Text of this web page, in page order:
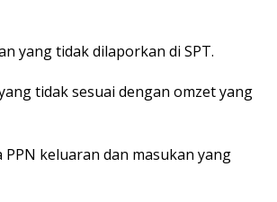
yang tidak dilaporkan di SPT.
tidak sesuai dengan omzet yang
PPN keluaran dan masukan yang